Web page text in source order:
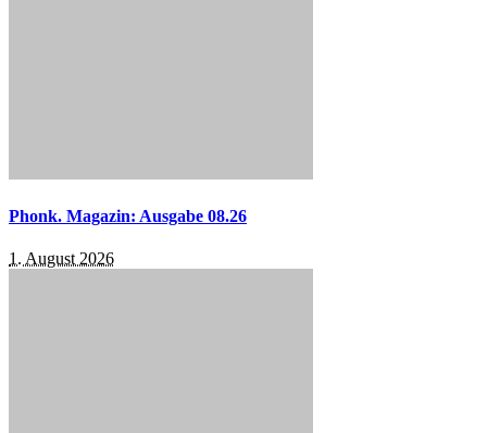
Phonk. Magazin: Ausgabe 08.26
1. August 2026